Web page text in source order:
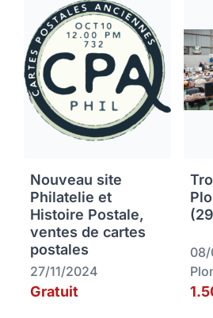
Nouveau site
Philatelie et
Histoire Postale,
ventes de cartes
postales
27/11/2024
Gratuit
08/